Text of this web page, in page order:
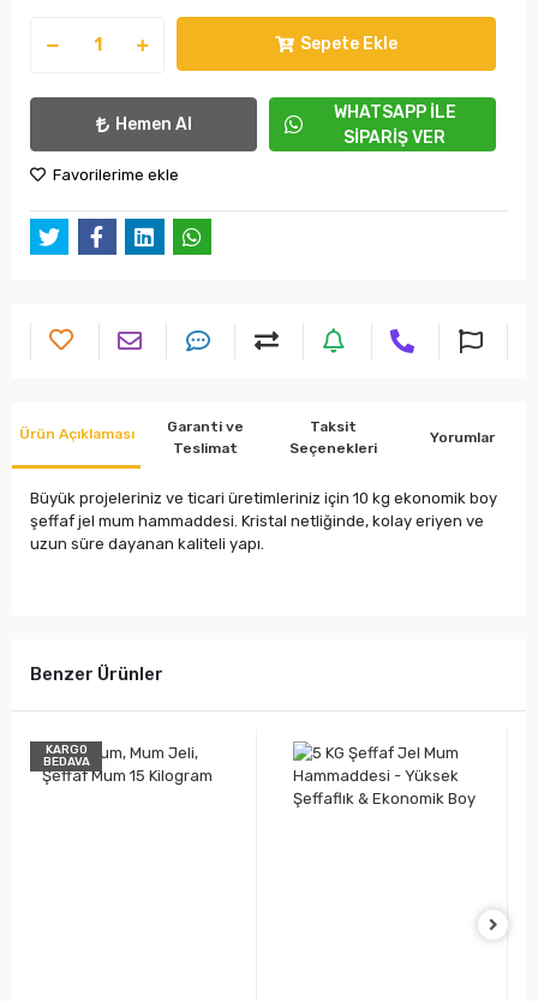
Sepete Ekle
Hemen Al
WHATSAPP İLE
SİPARİŞ VER
Favorilerime ekle
Ürün Açıklaması
Garanti ve
Teslimat
Taksit
Seçenekleri
Yorumlar
Büyük projeleriniz ve ticari üretimleriniz için 10 kg ekonomik boy
şeffaf jel mum hammaddesi. Kristal netliğinde, kolay eriyen ve
uzun süre dayanan kaliteli yapı.
Benzer Ürünler
KARGO
BEDAVA